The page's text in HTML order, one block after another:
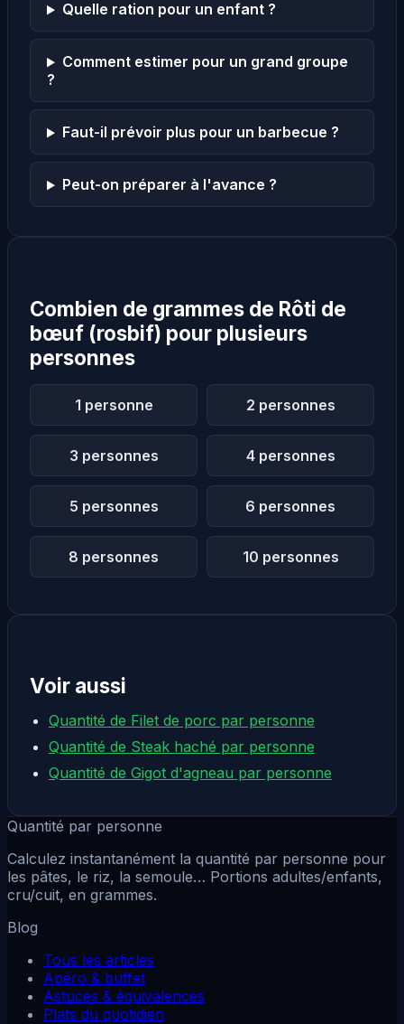
Quelle ration pour un enfant ?
Comment estimer pour un grand groupe
?
Faut-il prévoir plus pour un barbecue ?
Peut-on préparer à l'avance ?
Combien de grammes de Rôti de
bœuf (rosbif) pour plusieurs
personnes
1 personne 2 personnes
3 personnes 4 personnes
5 personnes 6 personnes
8 personnes 10 personnes
Voir aussi
Quantité de Filet de porc par personne
Quantité de Steak haché par personne
Quantité de Gigot d'agneau par personne
Quantité par personne
Calculez instantanément la quantité par personne pour
les pâtes, le riz, la semoule… Portions adultes/enfants,
cru/cuit, en grammes.
Blog
Tous les articles
Apéro & buffet
Astuces & équivalences
Plats du quotidien